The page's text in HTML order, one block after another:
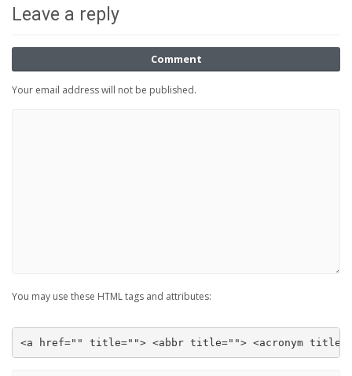
Leave a reply
Comment
Your email address will not be published.
You may use these HTML tags and attributes:
<a href="" title=""> <abbr title=""> <acronym